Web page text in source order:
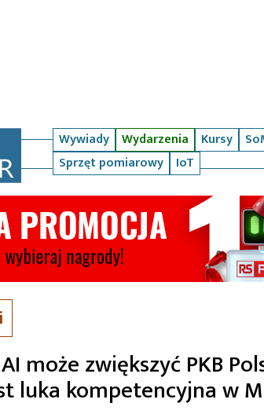
Wywiady Wydarzenia Kursy
Sprzęt pomiarowy
IoT
może zwiększyć PKB
luka kompetencyjna w